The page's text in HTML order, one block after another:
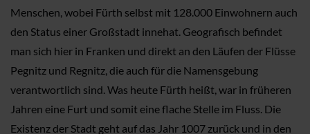
Menschen, wobei Fürth selbst mit 128.000 Einwohnern auch
den Status einer Großstadt innehat. Geografisch befindet
man sich hier in Franken und direkt an den Läufen der Flüsse
Pegnitz und Regnitz, die auch für die Namensgebung
verantwortlich sind. Was heute Fürth heißt, war in früheren
Jahren eine Furt und somit eine flache Stelle im Fluss. Die
Existenz der Stadt geht auf das Jahr 1007 zurück und in den